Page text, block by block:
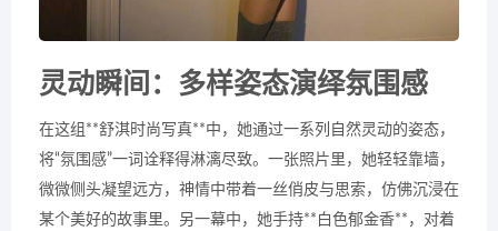
灵动瞬间：多样姿态演绎氛围感
在这组**舒淇时尚写真**中，她通过一系列自然灵动的姿态，
将“氛围感”一词诠释得淋漓尽致。一张照片里，她轻轻靠墙，
微微侧头凝望远方，神情中带着一丝俏皮与思索，仿佛沉浸在
某个美好的故事里。另一幕中，她手持**白色郁金香**，对着